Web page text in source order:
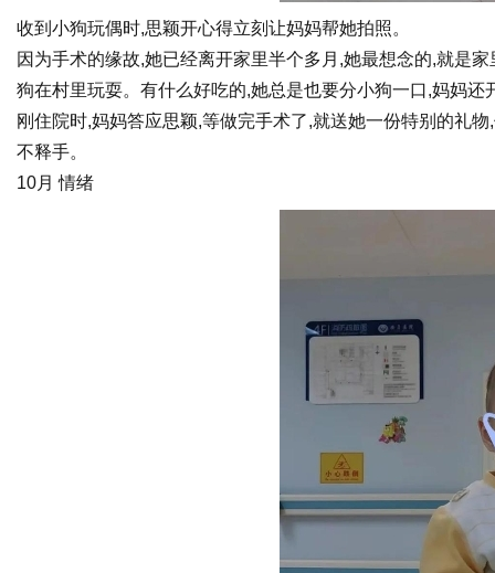
收到小狗玩偶时,思颖开心得立刻让妈妈帮她拍照。
因为手术的缘故,她已经离开家里半个多月,她最想念的,就是
狗在村里玩耍。有什么好吃的,她总是也要分小狗一口,妈妈还
刚住院时,妈妈答应思颖,等做完手术了,就送她一份特别的礼
不释手。
10月 情绪